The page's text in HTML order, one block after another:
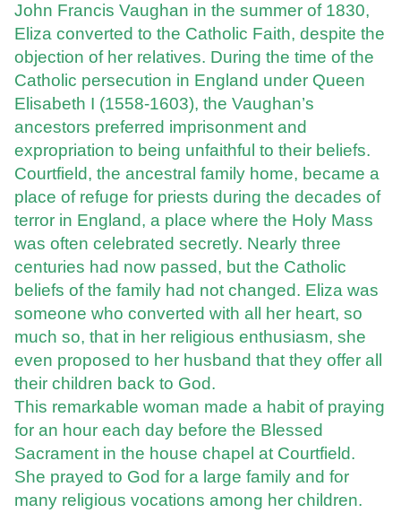
John Francis Vaughan in the summer of 1830,
Eliza converted to the Catholic Faith, despite the
objection of her relatives. During the time of the
Catholic persecution in England under Queen
Elisabeth I (1558-1603), the Vaughan’s
ancestors preferred imprisonment and
expropriation to being unfaithful to their beliefs.
Courtfield, the ancestral family home, became a
place of refuge for priests during the decades of
terror in England, a place where the Holy Mass
was often celebrated secretly. Nearly three
centuries had now passed, but the Catholic
beliefs of the family had not changed. Eliza was
someone who converted with all her heart, so
much so, that in her religious enthusiasm, she
even proposed to her husband that they offer all
their children back to God.
This remarkable woman made a habit of praying
for an hour each day before the Blessed
Sacrament in the house chapel at Courtfield.
She prayed to God for a large family and for
many religious vocations among her children.